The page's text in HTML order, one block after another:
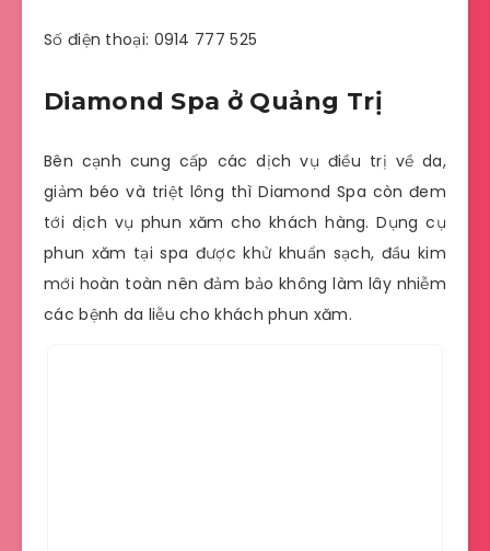
Số điện thoại: 0914 777 525
Diamond Spa ở Quảng Trị
Bên cạnh cung cấp các dịch vụ điều trị về da,
giảm béo và triệt lông thì Diamond Spa còn đem
tới dịch vụ phun xăm cho khách hàng. Dụng cụ
phun xăm tại spa được khử khuẩn sạch, đầu kim
mới hoàn toàn nên đảm bảo không làm lây nhiễm
các bệnh da liễu cho khách phun xăm.